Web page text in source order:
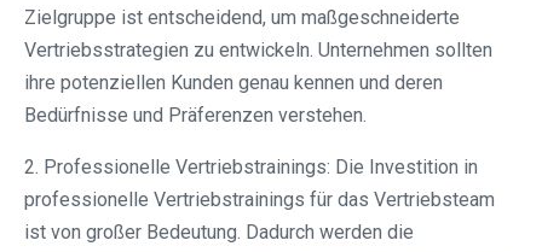
Zielgruppe ist entscheidend, um maßgeschneiderte
Vertriebsstrategien zu entwickeln. Unternehmen sollten
ihre potenziellen Kunden genau kennen und deren
Bedürfnisse und Präferenzen verstehen.
2. Professionelle Vertriebstrainings: Die Investition in
professionelle Vertriebstrainings für das Vertriebsteam
ist von großer Bedeutung. Dadurch werden die